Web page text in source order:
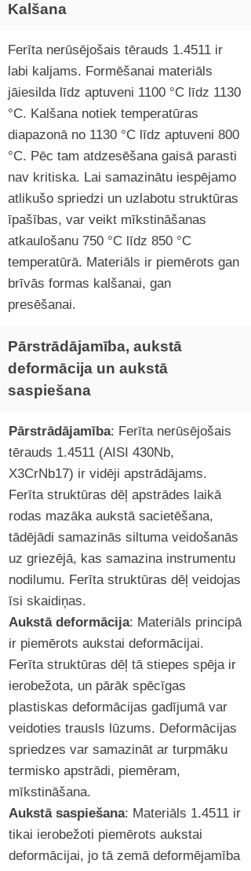
Kalšana
Ferīta nerūsējošais tērauds 1.4511 ir
labi kaljams. Formēšanai materiāls
jāiesilda līdz aptuveni 1100 °C līdz 1130
°C. Kalšana notiek temperatūras
diapazonā no 1130 °C līdz aptuveni 800
°C. Pēc tam atdzesēšana gaisā parasti
nav kritiska. Lai samazinātu iespējamo
atlikušo spriedzi un uzlabotu struktūras
īpašības, var veikt mīkstināšanas
atkaulošanu 750 °C līdz 850 °C
temperatūrā. Materiāls ir piemērots gan
brīvās formas kalšanai, gan
presēšanai.
Pārstrādājamība, aukstā
deformācija un aukstā
saspiešana
Pārstrādājamība: Ferīta nerūsējošais
tērauds 1.4511 (AISI 430Nb,
X3CrNb17) ir vidēji apstrādājams.
Ferīta struktūras dēļ apstrādes laikā
rodas mazāka aukstā sacietēšana,
tādējādi samazinās siltuma veidošanās
uz griezējā, kas samazina instrumentu
nodilumu. Ferīta struktūras dēļ veidojas
īsi skaidiņas.
Aukstā deformācija: Materiāls principā
ir piemērots aukstai deformācijai.
Ferīta struktūras dēļ tā stiepes spēja ir
ierobežota, un pārāk spēcīgas
plastiskas deformācijas gadījumā var
veidoties trausls lūzums. Deformācijas
spriedzes var samazināt ar turpmāku
termisko apstrādi, piemēram,
mīkstināšana.
Aukstā saspiešana: Materiāls 1.4511 ir
tikai ierobežoti piemērots aukstai
deformācijai, jo tā zemā deformējamība